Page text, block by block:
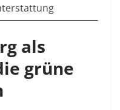
als
grüne